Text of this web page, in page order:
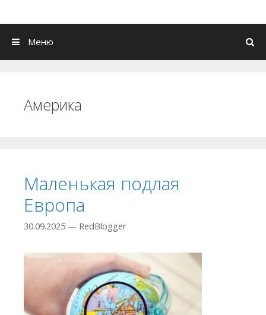
Меню
Америка
Маленькая подлая
Европа
30.09.2025 — RedBlogger